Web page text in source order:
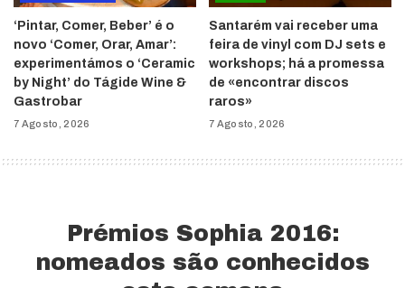
‘Pintar, Comer, Beber’ é o
novo ‘Comer, Orar, Amar’:
experimentámos o ‘Ceramic
by Night’ do Tágide Wine &
Gastrobar
7 Agosto, 2026
Santarém vai receber uma
feira de vinyl com DJ sets e
workshops; há a promessa
de «encontrar discos
raros»
7 Agosto, 2026
Prémios Sophia 2016:
nomeados são conhecidos